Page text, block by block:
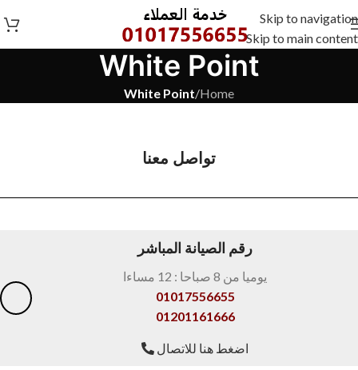
Skip to navigation
Skip to main content
White Point
Home
/
White Point
تواصل معنا
رقم الصيانة المباشر
يوميا من 8 صباحا : 12 مساءا
01017556655
01201161666
اضغط هنا للاتصال